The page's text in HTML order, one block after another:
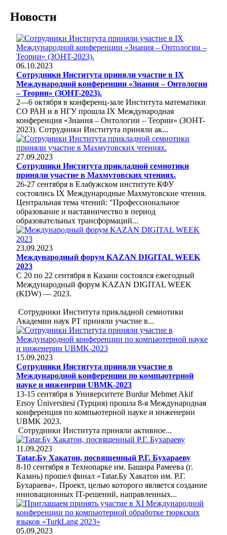
Новости
06.10.2023
Сотрудники Института приняли участие в IX
Международной конференции «Знания – Онтологии
– Теории» (ЗОНT-2023).
2—6 октября в конференц-зале Института математики
СО РАН и в НГУ прошла IX Международная
конференция «Знания – Онтологии – Теории» (ЗОНT-
2023). Сотрудники Института приняли ак...
27.09.2023
Сотрудники Института прикладной семиотики
приняли участие в Махмутовских чтениях.
26-27 сентября в Елабужском институте КФУ
состоялись IX Международные Махмутовские чтения.
Центральная тема чтений: "Профессиональное
образование и наставничество в период
образовательных трансформаций...
23.09.2023
Международный форум KAZAN DIGITAL WEEK
2023
С 20 по 22 сентября в Казани состоялся ежегодный
Международный форум KAZAN DIGITAL WEEK
(KDW) — 2023.
Сотрудники Института прикладной семиотики
Академии наук РТ приняли участие в...
15.09.2023
Сотрудники Института приняли участие в
Международной конференции по компьютерной
науке и инженерии UBMK-2023
13-15 сентября в Университете Burdur Mehmet Akif
Ersoy Üniversitesi (Турция) прошла 8-я Международная
конференция по компьютерной науке и инженерии
UBMK 2023.
Сотрудники Института приняли активное...
11.09.2023
Tatar.Бу Хакатон, посвященный Р.Г. Бухараеву
8-10 сентября в Технопарке им. Башира Рамеева (г.
Казань) прошел финал «Tatar.Бу Хакатон им. Р.Г.
Бухараева». Проект, целью которого является создание
инновационных IT-решений, направленных...
05.09.2023